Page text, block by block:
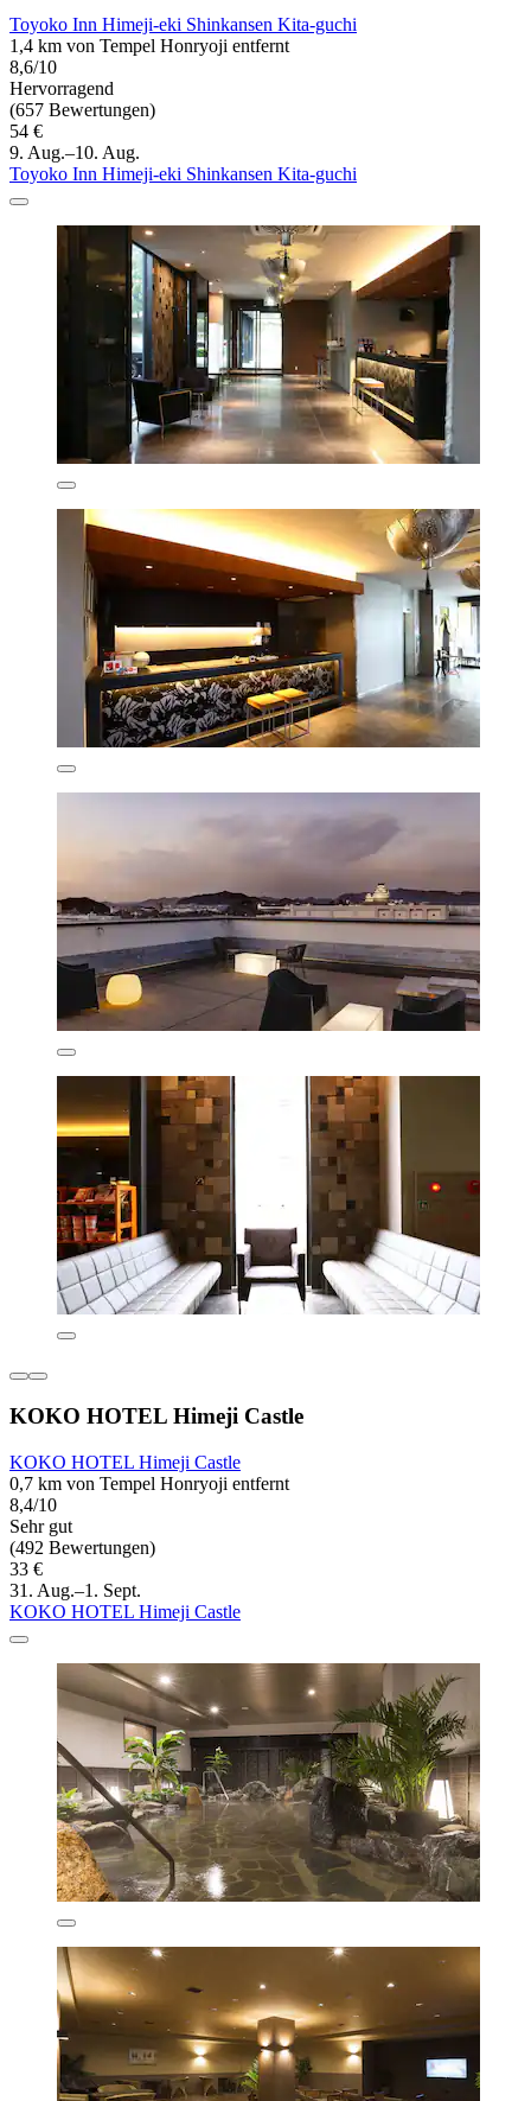
Toyoko Inn Himeji-eki Shinkansen Kita-guchi
1,4 km von Tempel Honryoji entfernt
8,6/10
Hervorragend
(657 Bewertungen)
54 €
9. Aug.–10. Aug.
Toyoko Inn Himeji-eki Shinkansen Kita-guchi
KOKO HOTEL Himeji Castle
KOKO HOTEL Himeji Castle
0,7 km von Tempel Honryoji entfernt
8,4/10
Sehr gut
(492 Bewertungen)
33 €
31. Aug.–1. Sept.
KOKO HOTEL Himeji Castle